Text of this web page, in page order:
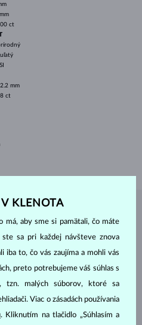
ct
SI
2.2 mm
ct
KLENOTA
KLENOTA
má, aby sme si pamätali, čo máte
sa pri každej návšteve znova
iba to, čo vás zaujíma a mohli vás
preto potrebujeme váš súhlas s
tzn. malých súborov, ktoré sa
Viac o zásadách používania
. Kliknutím na tlačidlo „Súhlasím a